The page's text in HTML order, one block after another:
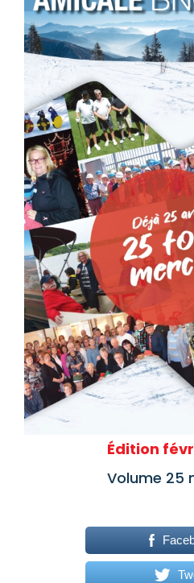
Édition
Volume 25